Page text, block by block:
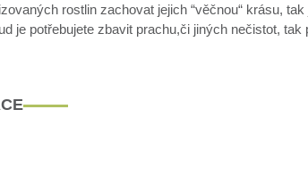
rostlin zachovat jejich “věčnou“ krásu,
je potřebujete zbavit prachu,či jiných nečistot,